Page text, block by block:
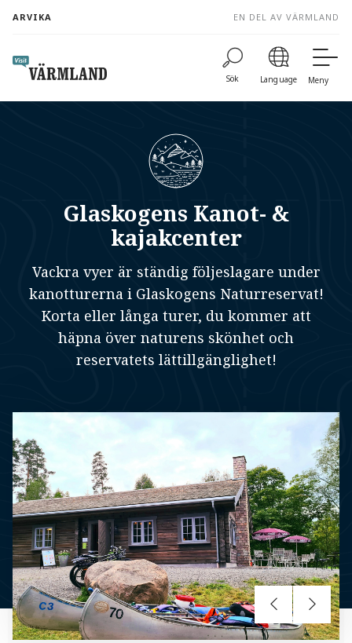
content
ARVIKA EN DEL AV VÄRMLAND
Sök Language Meny
Glaskogens Kanot- &
kajakcenter
Vackra vyer är ständig följeslagare under
kanotturerna i Glaskogens Naturreservat!
Korta eller långa turer, du kommer att
häpna över naturens skönhet och
reservatets lättillgänglighet!